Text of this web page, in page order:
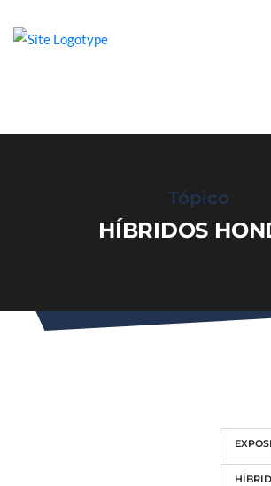
Tópico
HÍBRIDOS